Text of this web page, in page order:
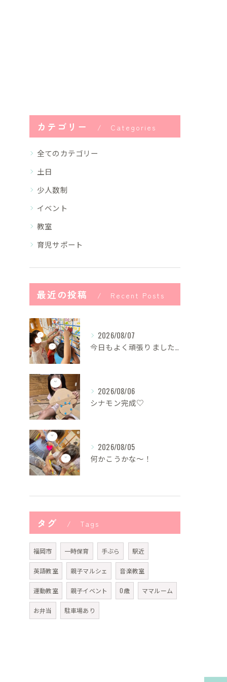
カテゴリー Categories
全てのカテゴリー
土日
少人数制
イベント
教室
育児サポート
最近の投稿 Recent Posts
2026/08/07
今日もよく頑張りました！
2026/08/06
シナモン完成♡
2026/08/05
何かこうかな〜！
タグ Tags
福岡市 一時保育 手ぶら 駅近
英語教室 親子マルシェ 音楽教室
運動教室 親子イベント 0歳 ママルーム
お弁当 駐車場あり